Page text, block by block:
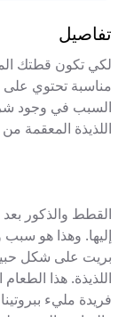
تفاصيل
لكي تكون قطتك
مناسبة تحتوي على
اللذيذة المعقمة من Cat Premium في صلصة كبد لا تقاوم.
القطط والذكور
إليها. وهذا هو
بريت على شكل
اللذيذة. هذا
فريدة مليء